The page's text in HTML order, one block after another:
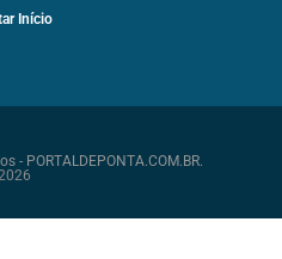
Início
- PORTALDEPONTA.COM.BR.